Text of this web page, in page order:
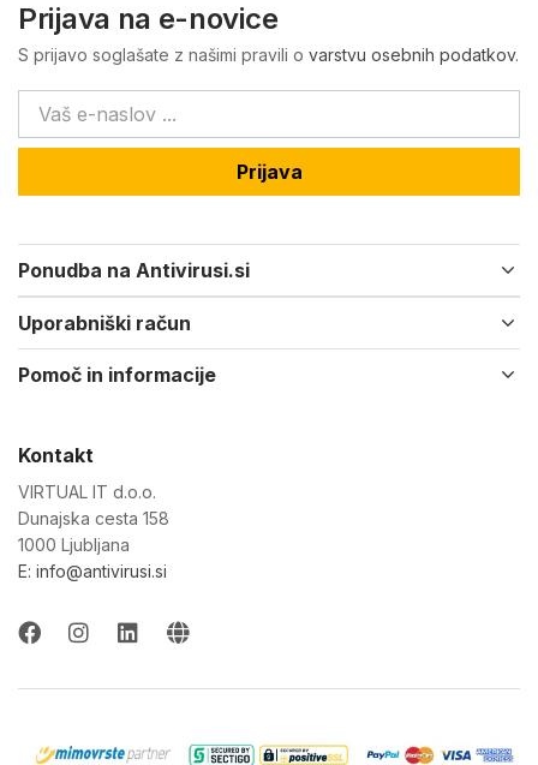
Prijava na e-novice
S prijavo soglašate z našimi pravili o varstvu osebnih podatkov.
Prijava
Ponudba na Antivirusi.si
Uporabniški račun
Pomoč in informacije
Kontakt
VIRTUAL IT d.o.o.
Dunajska cesta 158
1000 Ljubljana
E: info@antivirusi.si